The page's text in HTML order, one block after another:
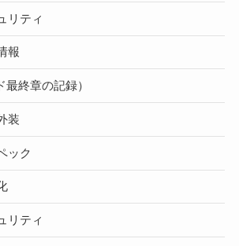
リティ
報
最終章の記録）
装
ック
リティ